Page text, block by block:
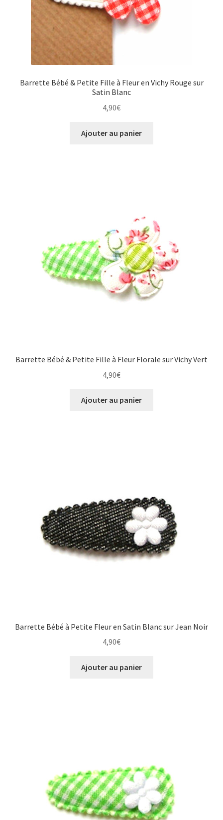
Barrette Bébé & Petite Fille à Fleur en Vichy Rouge sur
Satin Blanc
4,90€
Ajouter au panier
Barrette Bébé & Petite Fille à Fleur Florale sur Vichy Vert
4,90€
Ajouter au panier
Barrette Bébé à Petite Fleur en Satin Blanc sur Jean Noir
4,90€
Ajouter au panier